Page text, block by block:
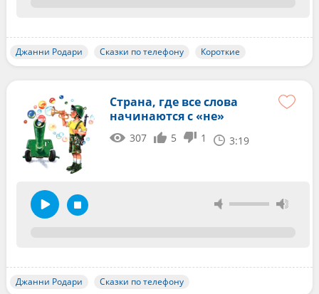
Джанни Родари Сказки по телефону Короткие
Страна, где все слова
начинаются с «не»
307 5 1 3:19
Джанни Родари Сказки по телефону